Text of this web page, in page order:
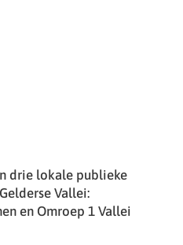
drie lokale publieke
Vallei:
en Omroep 1 Vallei